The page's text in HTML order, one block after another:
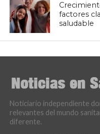
factores
saludable
Noticiario independiente
relevantes del mundo
diferente.